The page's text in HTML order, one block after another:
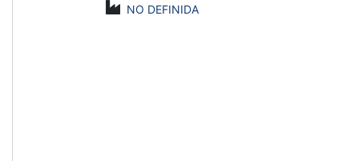
NO DEFINIDA